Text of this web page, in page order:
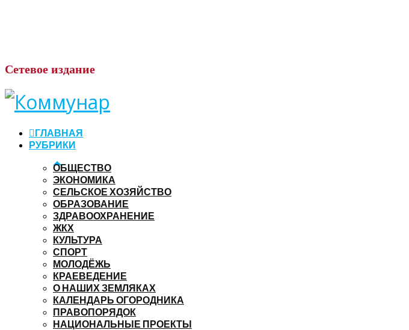
Сетевое издание
ГЛАВНАЯ
РУБРИКИ
ОБЩЕСТВО
ЭКОНОМИКА
СЕЛЬСКОЕ ХОЗЯЙСТВО
ОБРАЗОВАНИЕ
ЗДРАВООХРАНЕНИЕ
ЖКХ
КУЛЬТУРА
СПОРТ
МОЛОДЁЖЬ
КРАЕВЕДЕНИЕ
О НАШИХ ЗЕМЛЯКАХ
КАЛЕНДАРЬ ОГОРОДНИКА
ПРАВОПОРЯДОК
НАЦИОНАЛЬНЫЕ ПРОЕКТЫ